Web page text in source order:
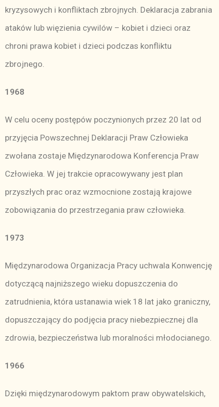
kryzysowych i konfliktach zbrojnych. Deklaracja zabrania
ataków lub więzienia cywilów – kobiet i dzieci oraz
chroni prawa kobiet i dzieci podczas konfliktu
zbrojnego.
1968
W celu oceny postępów poczynionych przez 20 lat od
przyjęcia Powszechnej Deklaracji Praw Człowieka
zwołana zostaje Międzynarodowa Konferencja Praw
Człowieka. W jej trakcie opracowywany jest plan
przyszłych prac oraz wzmocnione zostają krajowe
zobowiązania do przestrzegania praw człowieka.
1973
Międzynarodowa Organizacja Pracy uchwala Konwencję
dotyczącą najniższego wieku dopuszczenia do
zatrudnienia, która ustanawia wiek 18 lat jako graniczny,
dopuszczający do podjęcia pracy niebezpiecznej dla
zdrowia, bezpieczeństwa lub moralności młodocianego.
1966
Dzięki międzynarodowym paktom praw obywatelskich,